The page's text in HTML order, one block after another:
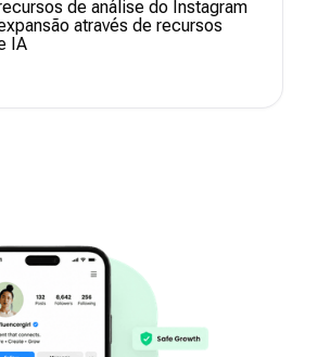
de análise do Instagram
através de recursos
IA